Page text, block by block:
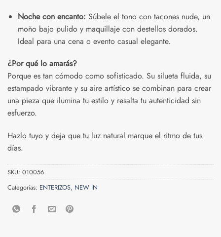
Noche con encanto: Súbele el tono con tacones nude, un
moño bajo pulido y maquillaje con destellos dorados.
Ideal para una cena o evento casual elegante.
¿Por qué lo amarás?
Porque es tan cómodo como sofisticado. Su silueta fluida, su
estampado vibrante y su aire artístico se combinan para crear
una pieza que ilumina tu estilo y resalta tu autenticidad sin
esfuerzo.
Hazlo tuyo y deja que tu luz natural marque el ritmo de tus
días.
SKU: 010056
Categorías: ENTERIZOS, NEW IN